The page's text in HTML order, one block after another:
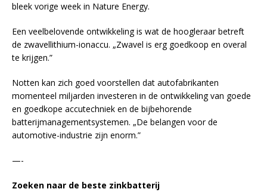
bleek vorige week in Nature Energy.
Een veelbelovende ontwikkeling is wat de hoogleraar betreft
de zwavellithium-ionaccu. „Zwavel is erg goedkoop en overal
te krijgen.”
Notten kan zich goed voorstellen dat autofabrikanten
momenteel miljarden investeren in de ontwikkeling van goede
en goedkope accutechniek en de bijbehorende
batterijmanagementsystemen. „De belangen voor de
automotive-industrie zijn enorm.”
—-
Zoeken naar de beste zinkbatterij